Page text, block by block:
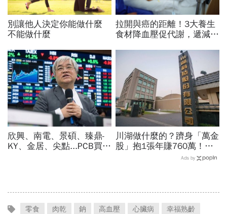
別讓他人決定你能做什麼
不能做什麼
拉開與癌的距離！3大養生
食材降血壓促代謝，遞減罹
欣興、南電、景碩、臻鼎-
KY、金居、尖點...PCB買誰
川湖做什麼的？躋身「萬金
股」抱1張年賺760萬！傳
產鐵工廠如何翻身「只有兩
Ads by
零食 肉乾 鈉 高血壓 心臟病
幸福熟齡